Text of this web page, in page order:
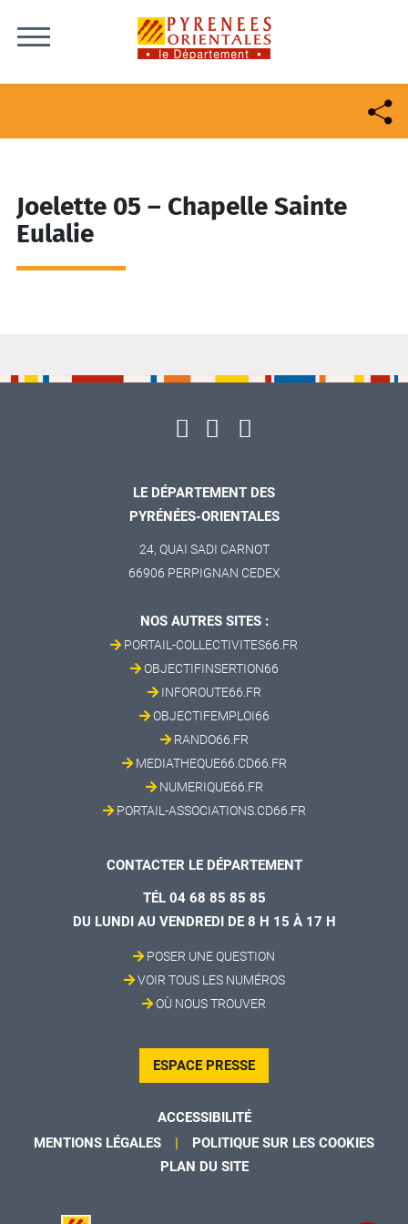
Joelette 05 – Chapelle Sainte
Eulalie
LE DÉPARTEMENT DES
PYRÉNÉES-ORIENTALES
24, QUAI SADI CARNOT
66906 PERPIGNAN CEDEX
NOS AUTRES SITES :
PORTAIL-COLLECTIVITES66.FR
OBJECTIFINSERTION66
INFOROUTE66.FR
OBJECTIFEMPLOI66
RANDO66.FR
MEDIATHEQUE66.CD66.FR
NUMERIQUE66.FR
PORTAIL-ASSOCIATIONS.CD66.FR
CONTACTER LE DÉPARTEMENT
TÉL 04 68 85 85 85
DU LUNDI AU VENDREDI DE 8 H 15 À 17 H
POSER UNE QUESTION
VOIR TOUS LES NUMÉROS
OÙ NOUS TROUVER
ESPACE PRESSE
ACCESSIBILITÉ
MENTIONS LÉGALES
POLITIQUE SUR LES COOKIES
PLAN DU SITE